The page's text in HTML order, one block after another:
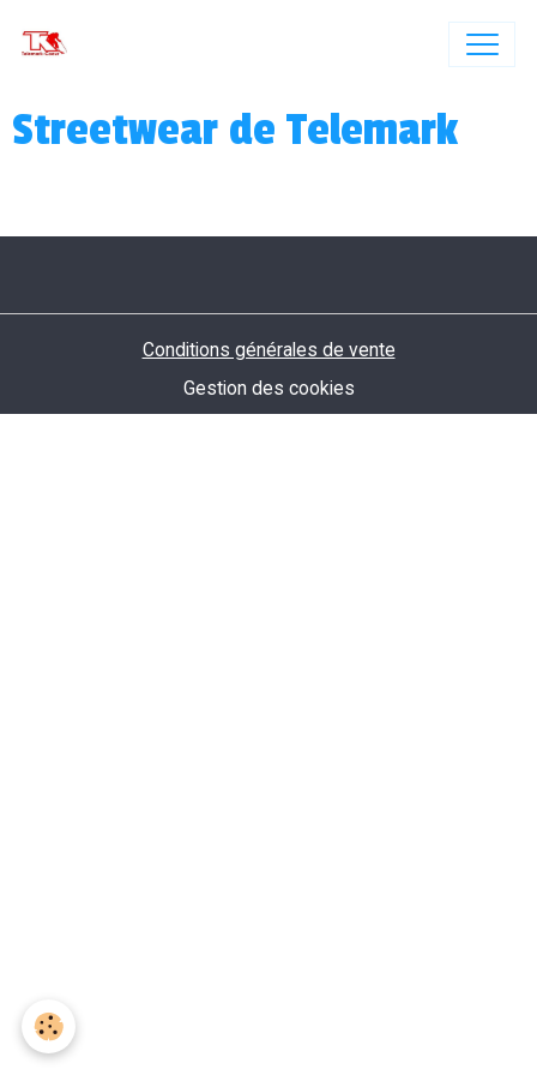
Streetwear de Telemark
Conditions générales de vente
Gestion des cookies